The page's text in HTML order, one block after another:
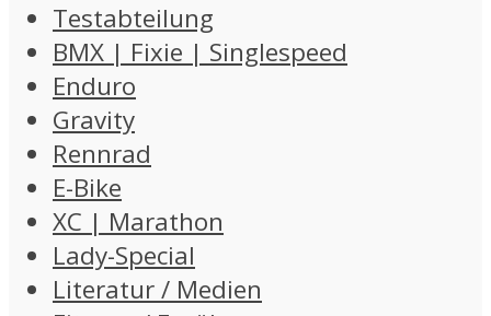
Testabteilung
BMX | Fixie | Singlespeed
Enduro
Gravity
Rennrad
E-Bike
XC | Marathon
Lady-Special
Literatur / Medien